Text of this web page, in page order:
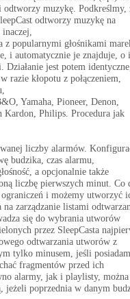
odtworzy muzykę. Podkreślmy,
odtworzy muzykę na
inaczej,
z popularnymi głośnikami
i automatycznie je znajduje, o
Działanie jest potem
razie kłopotu z połączeniem,
Yamaha, Pioneer, Denon,
Kardon, Philips. Procedura jak
liczby alarmów.
budzika, czas alarmu,
a opcjonalnie także
liczbę pierwszych minut. Co
i możemy utworzyć
zarządzanie listami
się do wybrania utworów
przez SleepCasta
odtwarzania utworów z
tylko minusem, jeśli
fragmentów przed ich
alarmy, jak i playlisty, można
jeżeli poprzednia w danym